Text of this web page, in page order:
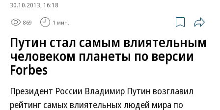
30.10.2013, 16:18
869 1 мин.
Путин стал самым влиятельным
человеком планеты по версии
Forbes
Президент России Владимир Путин возглавил
рейтинг самых влиятельных людей мира по